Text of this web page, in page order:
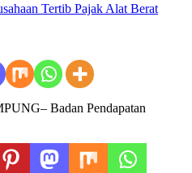
Tertib Pajak Alat Berat
Badan Pendapatan